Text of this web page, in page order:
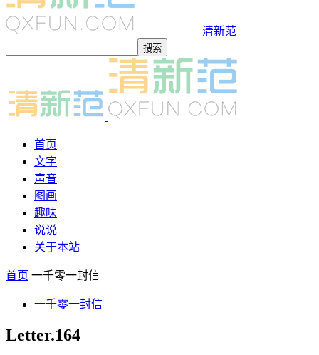
清新范
首页
文字
声音
图画
趣味
说说
关于本站
首页 一千零一封信
一千零一封信
Letter.164